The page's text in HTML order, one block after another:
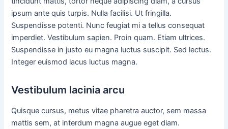
ipsum ante quis turpis. Nulla facilisi. Ut fringilla.
Suspendisse potenti. Nunc feugiat mi a tellus consequat
imperdiet. Vestibulum sapien. Proin quam. Etiam ultrices.
Suspendisse in justo eu magna luctus suscipit. Sed lectus.
Integer euismod lacus luctus magna.
Vestibulum lacinia arcu
Quisque cursus, metus vitae pharetra auctor, sem massa
mattis sem, at interdum magna augue eget diam.